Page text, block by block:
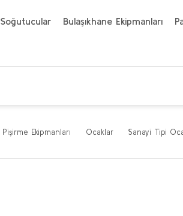
Soğutucular Bulaşıkhane Ekipmanları
Pişirme Ekipmanları Ocaklar Sanayi Tipi